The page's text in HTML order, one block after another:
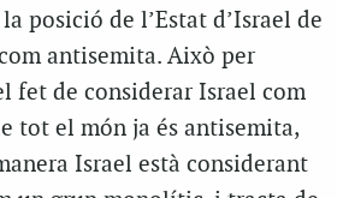
posició de l’Estat d’Israel de
antisemita. Això per
fet de considerar Israel com
tot el món ja és antisemita,
Israel està considerant